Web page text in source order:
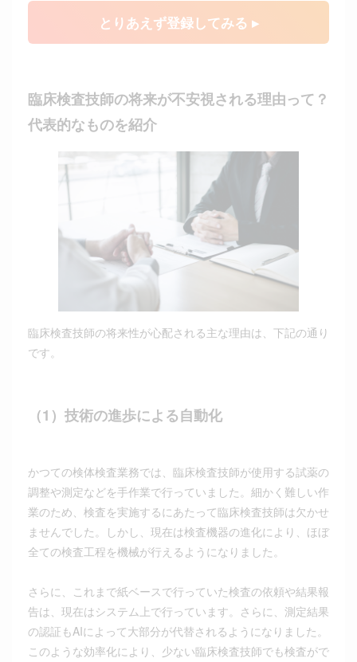
とりあえず登録してみる ▸
臨床検査技師の将来が不安視される理由って？
代表的なものを紹介
臨床検査技師の将来性が心配される主な理由は、下記の通り
です。
（1）技術の進歩による自動化
かつての検体検査業務では、臨床検査技師が使用する試薬の
調整や測定などを手作業で行っていました。細かく難しい作
業のため、検査を実施するにあたって臨床検査技師は欠かせ
ませんでした。しかし、現在は検査機器の進化により、ほぼ
全ての検査工程を機械が行えるようになりました。
さらに、これまで紙ベースで行っていた検査の依頼や結果報
告は、現在はシステム上で行っています。さらに、測定結果
の認証もAIによって大部分が代替されるようになりました。
このような効率化により、少ない臨床検査技師でも検査がで